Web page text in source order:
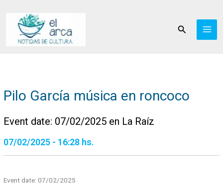
contenido
Buscar
Pilo García música en roncoco
Event date: 07/02/2025 en La Raíz
07/02/2025 - 16:28 hs.
Event date: 07/02/2025